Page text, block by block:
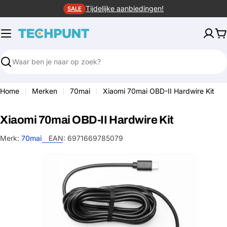
naar
inhoud
SALE Tijdelijke aanbiedingen!
Zoeken
Home Merken 70mai Xiaomi 70mai OBD-II Hardwire Kit
Xiaomi 70mai OBD-II Hardwire Kit
Merk: 70mai EAN: 6971669785079